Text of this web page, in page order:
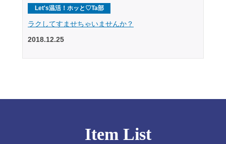
Let's温活！ホッと♡Ta部
ラクしてすませちゃいませんか？
2018.12.25
Item List